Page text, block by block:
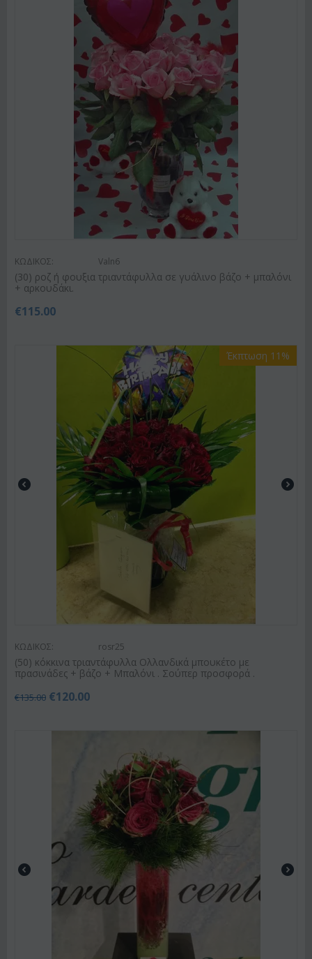
ΚΩΔΙΚΟΣ: Valn6
(30) ροζ ή φουξια τριαντάφυλλα σε γυάλινο βάζο + μπαλόνι
+ αρκουδάκι.
€115.00
Έκπτωση 11%
ΚΩΔΙΚΟΣ: rosr25
(50) κόκκινα τριαντάφυλλα Ολλανδικά μπουκέτο με
πρασινάδες + βάζο + Μπαλόνι . Σούπερ προσφορά .
€135.00 €120.00